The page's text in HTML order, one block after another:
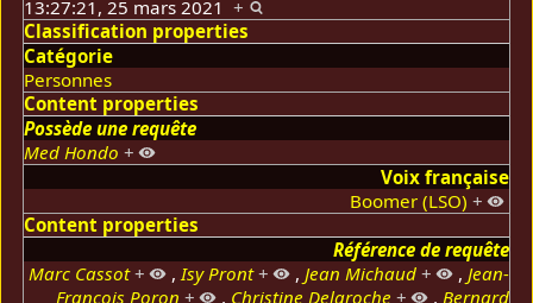
13:27:21, 25 mars 2021 +
Classification properties
Catégorie
Personnes
Content properties
Possède une requête
Med Hondo +
Voix française
Boomer (LSO) +
Content properties
Référence de requête
Marc Cassot + ,Isy Pront + , Jean Michaud + , Jean-
François Poron + , Christine Delaroche + , Bernard